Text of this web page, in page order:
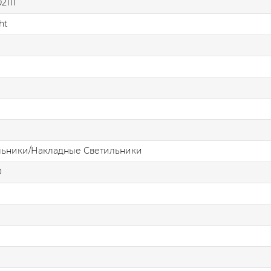
Накладные Светильники